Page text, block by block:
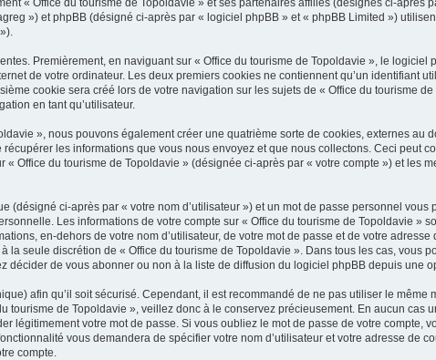
») et phpBB (désigné ci-après par « logiciel phpBB » et « phpBB Limited »)
Premièrement, en naviguant sur « Office du tourisme de Topoldavie », le
de votre ordinateur. Les deux premiers cookies ne contiennent qu’un identifiant
cookie sera créé lors de votre navigation sur les sujets de « Office du tourisme
en tant qu’utilisateur.
», nous pouvons également créer une quatrième sorte de cookies, externes au
les informations que vous nous envoyez et que nous collectons. Ceci peut
« Office du tourisme de Topoldavie » (désignée ci-après par « votre compte ») et les
(désigné ci-après par « votre nom d’utilisateur ») et un mot de passe personnel
Les informations de votre compte sur « Office du tourisme de Topoldavie »
en-dehors de votre nom d’utilisateur, de votre mot de passe et de votre
la seule discrétion de « Office du tourisme de Topoldavie ». Dans tous les cas, vous
décider de vous abonner ou non à la liste de diffusion du logiciel phpBB depuis une
afin qu’il soit sécurisé. Cependant, il est recommandé de ne pas utiliser le même
tourisme de Topoldavie », veillez donc à le conservez précieusement. En aucun cas
légitimement votre mot de passe. Si vous oubliez le mot de passe de votre compte,
vous demandera de spécifier votre nom d’utilisateur et votre adresse de
compte.